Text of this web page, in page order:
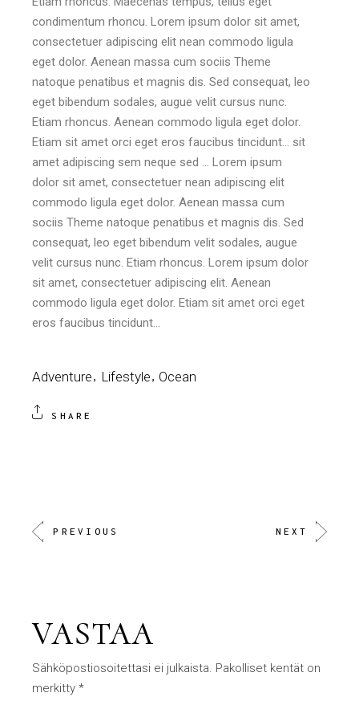
condimentum rhoncu. Lorem ipsum dolor sit amet,
consectetuer adipiscing elit nean commodo ligula
eget dolor. Aenean massa cum sociis Theme
natoque penatibus et magnis dis. Sed consequat, leo
eget bibendum sodales, augue velit cursus nunc.
Etiam rhoncus. Aenean commodo ligula eget dolor.
Etiam sit amet orci eget eros faucibus tincidunt… sit
amet adipiscing sem neque sed … Lorem ipsum
dolor sit amet, consectetuer nean adipiscing elit
commodo ligula eget dolor. Aenean massa cum
sociis Theme natoque penatibus et magnis dis. Sed
consequat, leo eget bibendum velit sodales, augue
velit cursus nunc. Etiam rhoncus. Lorem ipsum dolor
sit amet, consectetuer adipiscing elit. Aenean
commodo ligula eget dolor. Etiam sit amet orci eget
eros faucibus tincidunt…
Adventure Lifestyle Ocean
SHARE
PREVIOUS NEXT
VASTAA
Sähköpostiosoitettasi ei julkaista. Pakolliset kentät on
merkitty*